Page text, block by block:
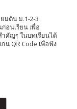
มต้น ม.1-2-3
อนเรียน เพื่อ
ำคัญๆ ในบทเรียนได้
น QR Code เพื่อฟัง